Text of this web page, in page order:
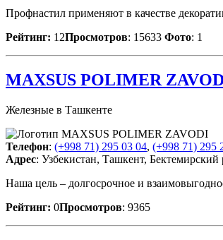
Профнастил применяют в качестве
Рейтинг: 12Просмотров: 15633 Фото: 1
MAXSUS POLIMER
Железные в Ташкенте
Телефон: (+998 71) 295 03 04, (+998 71) 295
Адрес: Узбекистан, Ташкент,
Наша цель – долгосрочное и
Рейтинг: 0Просмотров: 9365